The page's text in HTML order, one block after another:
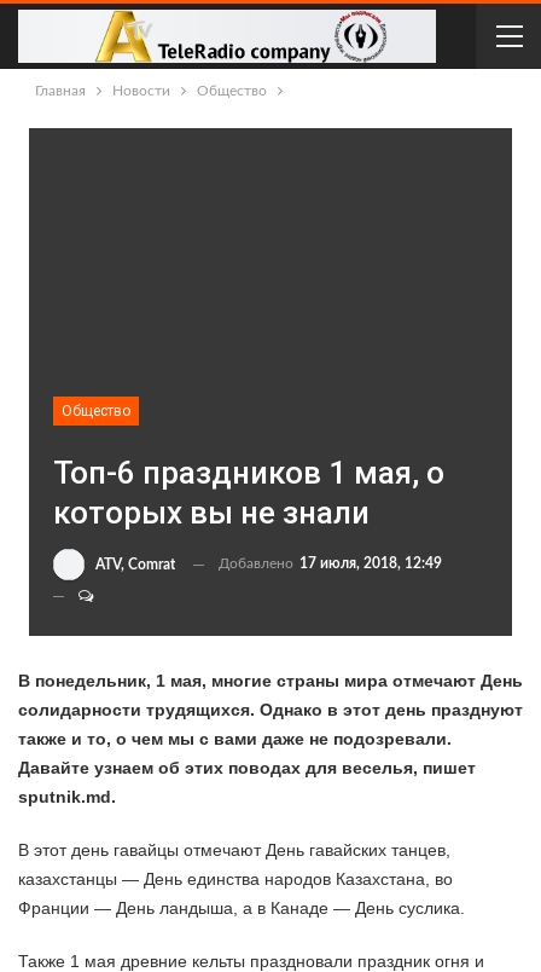
Главная Новости Общество
Общество
Топ-6 праздников 1 мая, о
которых вы не знали
ATV, Comrat Добавлено 17 июля, 2018, 12:49
В понедельник, 1 мая, многие страны мира отмечают День
солидарности трудящихся. Однако в этот день празднуют
также и то, о чем мы с вами даже не подозревали.
Давайте узнаем об этих поводах для веселья, пишет
sputnik.md.
В этот день гавайцы отмечают День гавайских танцев,
казахстанцы — День единства народов Казахстана, во
Франции — День ландыша, а в Канаде — День суслика.
Также 1 мая древние кельты праздновали праздник огня и